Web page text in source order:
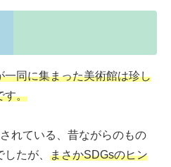
同に集まった美術館は珍し
す。
れている、昔ながらのもの
たが、 まさかSDGsのヒン